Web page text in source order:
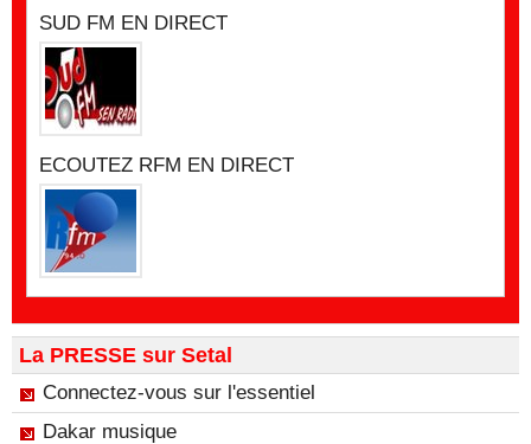
SUD FM EN DIRECT
ECOUTEZ RFM EN DIRECT
La PRESSE sur Setal
Connectez-vous sur l'essentiel
Dakar musique